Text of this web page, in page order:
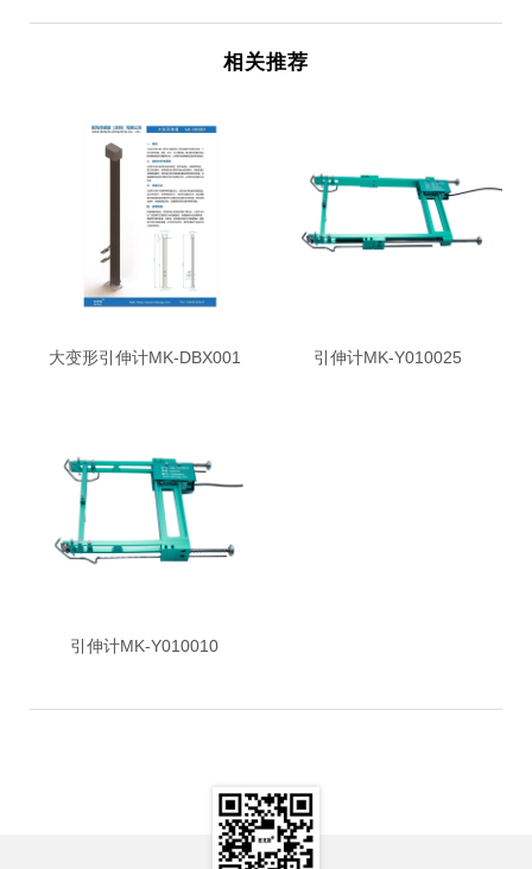
相关推荐
大变形引伸计MK-DBX001 引伸计MK-Y010025
引伸计MK-Y010010